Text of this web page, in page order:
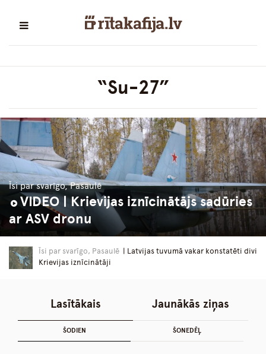
“Su-27”
Īsi par svarīgo, Pasaulē
VIDEO | Krievijas iznīcinātājs sadūries
ar ASV dronu
Īsi par svarīgo, Pasaulē | Latvijas tuvumā vakar konstatēti divi
Krievijas iznīcinātāji
Lasītākais
ŠODIEN ŠONEDĒĻ
Jaunākās ziņas